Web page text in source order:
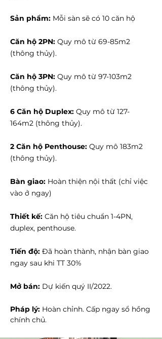
Sản phẩm: Mỗi sàn sẽ có 10 căn hộ
Căn hộ 2PN: Quy mô từ 69-85m2
(thông thủy).
Căn hộ 3PN: Quy mô từ 97-103m2
(thông thủy).
6 Căn hộ Duplex: Quy mô từ 127-
164m2 (thông thủy).
2 Căn hộ Penthouse: Quy mô 183m2
(thông thủy).
Bàn giao: Hoàn thiện nội thất (chỉ việc
vào ở ngay)
Thiết kế: Căn hộ tiêu chuẩn 1-4PN,
duplex, penthouse.
Tiến độ: Đã hoàn thành, nhận bàn giao
ngay sau khi TT 30%
Mở bán: Dự kiến quý II/2022.
Pháp lý: Hoàn chỉnh. Cấp ngay sổ hồng
chính chủ.